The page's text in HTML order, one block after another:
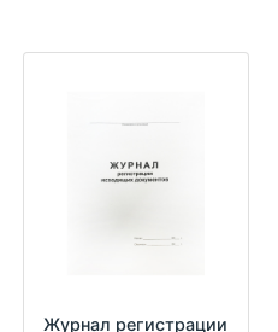
Журнал регистрации